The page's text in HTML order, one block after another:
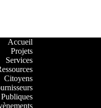
Accueil
Projets
Services
Citoyens